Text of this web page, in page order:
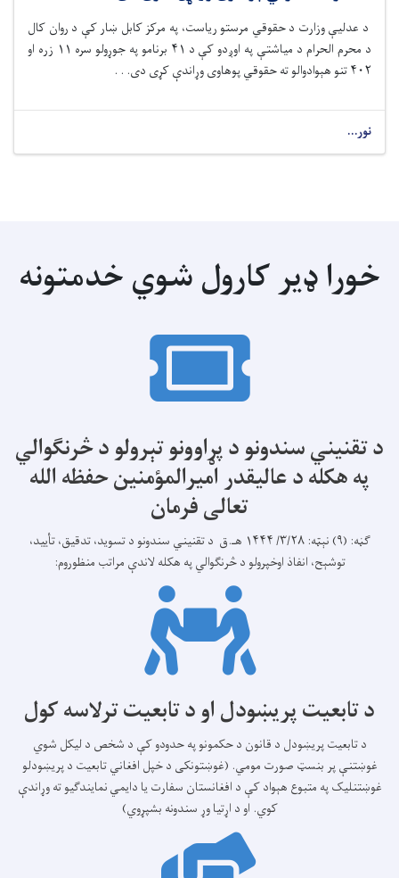
د عدلیې وزارت د حقوقي مرستو رياست، په مرکز کابل ښار کې د روان کال
د محرم الحرام د میاشتې په اوږدو کې د ۴۱ برنامو په جوړولو سره ۱۱ زره او
۴۰۲ تنو هېوادوالو ته حقوقي پوهاوی وړاندې کړی دی. . .
نور...
خورا ډیر کارول شوي خدمتونه
د تقنیني سندونو د پړاوونو تېرولو د څرنګوالي
په هکله د عالیقدر امیرالمؤمنین حفظه الله
تعالی فرمان
ګڼه: (۹) نېټه: ۳/۲۸/ ۱۴۴۴ هـ.ق د تقنیني سندونو د تسويد، تدقيق، تأیيد،
توشېح، انفاذ اوخپرولو د څرنګوالي په هکله لاندې مراتب منظوروم:
د تابعیت پریښودل او د تابعیت ترلاسه کول
د تابعیت پریښودل د قانون د حکمونو په حدودو کې د شخص د لیکل شوي
غوښتنې پر بنسټ صورت مومي. (غوښتونکی د خپل افغاني تابعیت د پریښودلو
غوښتنلیک په متبوع هېواد کې د افغانستان سفارت یا دایمي نمایندګیو ته وړاندې
کوي. او د اړتیا وړ سندونه بشپړوي)